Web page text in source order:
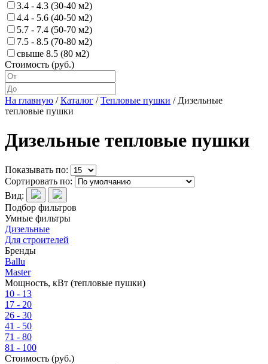
3.4 - 4.3 (30-40 м2)
4.4 - 5.6 (40-50 м2)
5.7 - 7.4 (50-70 м2)
7.5 - 8.5 (70-80 м2)
свыше 8.5 (80 м2)
Стоимость (руб.)
На главную /Каталог /Тепловые пушки / Дизельные
тепловые пушки
Дизельные тепловые пушки
Показывать по:
Сортировать по:
Вид:
Подбор фильтров
Умные фильтры
Дизельные
Для строителей
Бренды
Ballu
Master
Мощность, кВт (тепловые пушки)
10 - 13
17 - 20
26 - 30
41 - 50
71 - 80
81 - 100
Стоимость (руб.)